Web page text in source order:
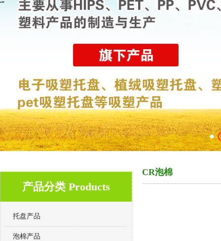
产品分类 Products
托盘产品
泡棉产品
CR泡棉